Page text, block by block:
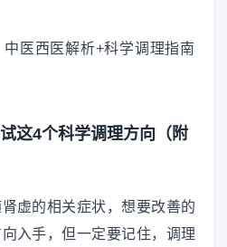
这4个科学调理方向（附
虚的相关症状，想要改善的
入手，但一定要记住，调理